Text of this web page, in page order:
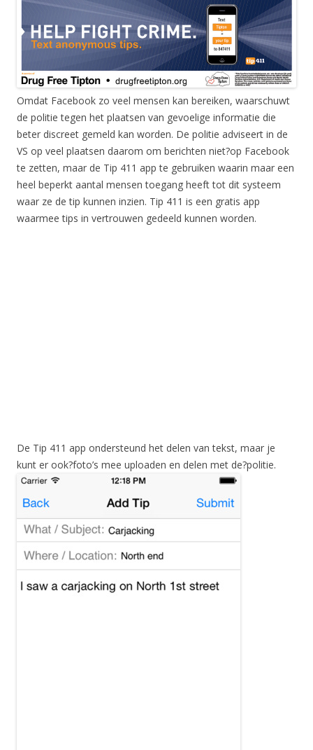
Omdat Facebook zo veel mensen kan bereiken, waarschuwt
de politie tegen het plaatsen van gevoelige informatie die
beter discreet gemeld kan worden. De politie adviseert in de
VS op veel plaatsen daarom om berichten niet?op Facebook
te zetten, maar de Tip 411 app te gebruiken waarin maar een
heel beperkt aantal mensen toegang heeft tot dit systeem
waar ze de tip kunnen inzien. Tip 411 is een gratis app
waarmee tips in vertrouwen gedeeld kunnen worden.
De Tip 411 app ondersteund het delen van tekst, maar je
kunt er ook?foto’s mee uploaden en delen met de?politie.